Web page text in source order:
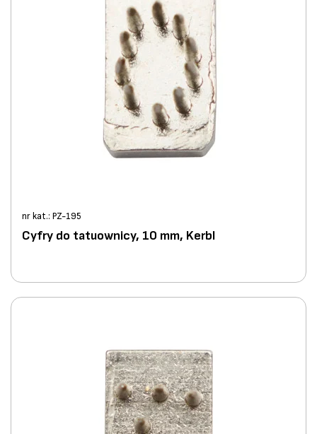
nr kat.: PZ-195
Cyfry do tatuownicy, 10 mm, Kerbl